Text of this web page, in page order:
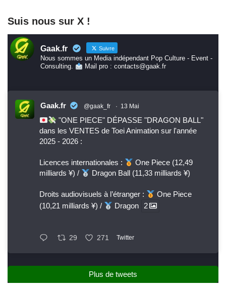
Suis nous sur X !
Gaak.fr Suivre
Nous sommes un Media indépendant Pop Culture - Event -
Consulting.
Mail pro : contacts@gaak.fr
Gaak.fr @gaak_fr · 13 Mai
"ONE PIECE" DÉPASSE "DRAGON BALL"
dans les VENTES de Toei Animation sur l'année
2025 - 2026 :
Licences internationales :
One Piece (12,49
milliards ¥) /
Dragon Ball (11,33 milliards ¥)
Droits audiovisuels à l’étranger :
One Piece
(10,21 milliards ¥) /
Dragon 2
29 271 Twitter
Plus de tweets